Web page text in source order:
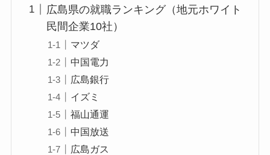
広島県の就職ランキング（地元ホワイト
民間企業10社）
マツダ
中国電力
広島銀行
イズミ
福山通運
中国放送
広島ガス